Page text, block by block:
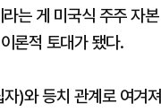
는 게 미국식 주주 자본
론적 토대가 됐다.
)와 등치 관계로 여겨져